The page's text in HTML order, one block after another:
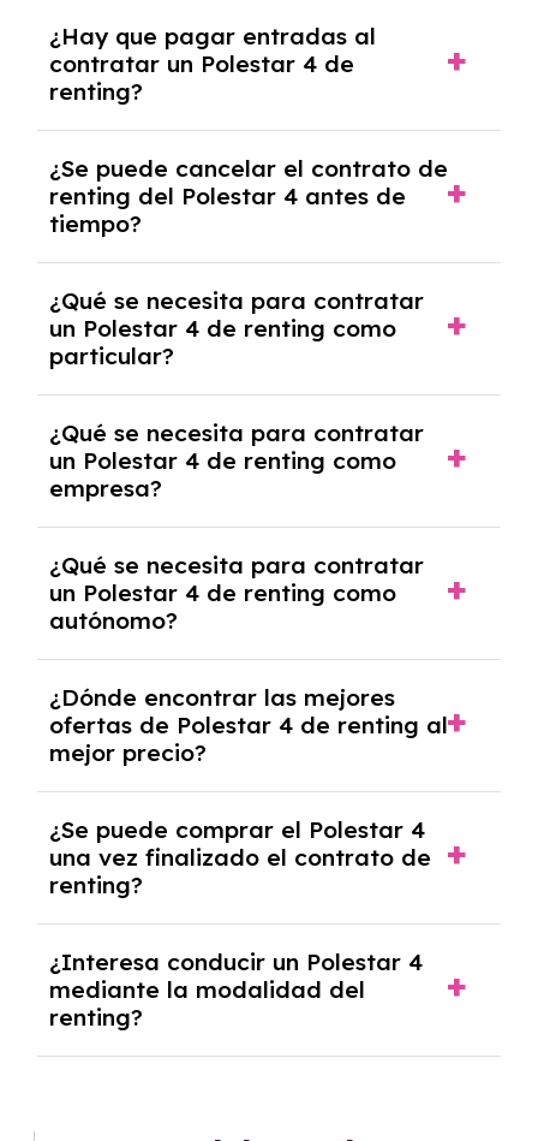
4 con el seguro a todo riesgo sin franquicia
incluido dentro de las cuotas mensuales.
¿Hay que pagar entradas al
contratar un Polestar 4 de
renting?
tendrás que pagar ningún tipo de entrada
salvo en casos que lo exija el proveedor
debido al resultado del estudio de viabilidad
económica.
¿Se puede cancelar el contrato de
renting del Polestar 4 antes de
tiempo?
pero puede haber penalizaciones por
cancelación anticipada. Es importante revisar
las condiciones del contrato y hablar con un
experto que te asesore.
¿Qué se necesita para contratar
un Polestar 4 de renting como
particular?
y, en algunos casos, una consulta de solvencia
crediticia y un pago inicial.
¿Qué se necesita para contratar
un Polestar 4 de renting como
empresa?
documentación financiera y, en algunos
casos, un informe de solvencia de la empresa
y un pago inicial.
¿Qué se necesita para contratar
un Polestar 4 de renting como
autónomo?
autónomos, justificante de ingresos y, en
algunos casos, un informe fiscal y un pago
inicial.
¿Dónde encontrar las mejores
ofertas de Polestar 4 de renting al
mejor precio?
mejores ofertas de vehículos de renting con
todos los gastos incluidos y sin pagar
entradas.
¿Se puede comprar el Polestar 4
una vez finalizado el contrato de
renting?
renting se puede adquirir el coche. En este
caso tendrán que analizar los años, la
cantidad de kilómetros recorridos y el coste
del mercado actual.
¿Interesa conducir un Polestar 4
mediante la modalidad del
renting?